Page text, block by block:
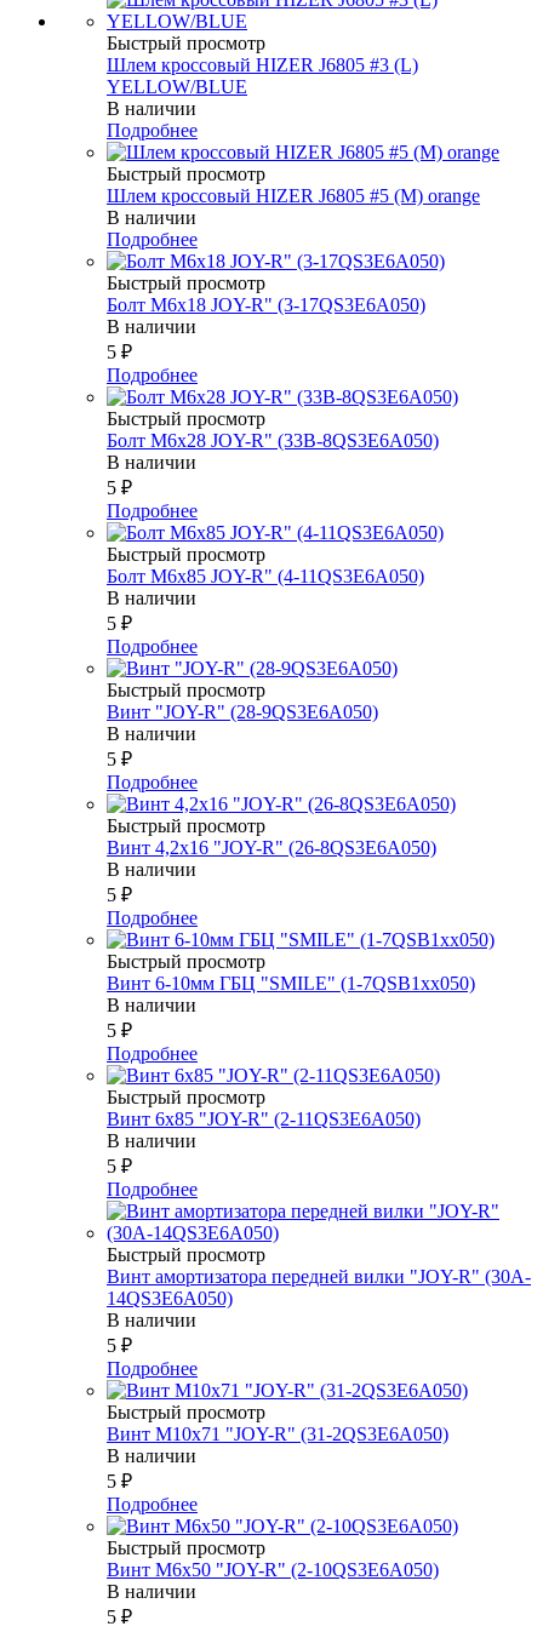
Быстрый просмотр
Шлем кроссовый HIZER J6805 #3 (L)
YELLOW/BLUE
В наличии
Подробнее
Быстрый просмотр
Шлем кроссовый HIZER J6805 #5 (M) orange
В наличии
Подробнее
Быстрый просмотр
Болт М6х18 JOY-R" (3-17QS3E6A050)
В наличии
5 ₽
Подробнее
Быстрый просмотр
Болт М6х28 JOY-R" (33В-8QS3E6A050)
В наличии
5 ₽
Подробнее
Быстрый просмотр
Болт М6х85 JOY-R" (4-11QS3E6A050)
В наличии
5 ₽
Подробнее
Быстрый просмотр
Винт "JOY-R" (28-9QS3E6A050)
В наличии
5 ₽
Подробнее
Быстрый просмотр
Винт 4,2х16 "JOY-R" (26-8QS3E6A050)
В наличии
5 ₽
Подробнее
Быстрый просмотр
Винт 6-10мм ГБЦ "SMILE" (1-7QSB1xx050)
В наличии
5 ₽
Подробнее
Быстрый просмотр
Винт 6х85 "JOY-R" (2-11QS3E6A050)
В наличии
5 ₽
Подробнее
Быстрый просмотр
Винт амортизатора передней вилки "JOY-R" (30A-
14QS3E6A050)
В наличии
5 ₽
Подробнее
Быстрый просмотр
Винт М10х71 "JOY-R" (31-2QS3E6A050)
В наличии
5 ₽
Подробнее
Быстрый просмотр
Винт М6х50 "JOY-R" (2-10QS3E6A050)
В наличии
5 ₽